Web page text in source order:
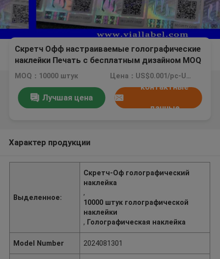
Скретч Офф настраиваемые голографические
наклейки Печать с бесплатным дизайном MOQ
10000 штук
MOQ：10000 штук Цена：US$0.001/pc-US$0.4/pc
Лучшая цена
контактные
данные
Характер продукции
Выделенное:
Скретч-Оф голографический
наклейка
,
10000 штук голографической
наклейки
, Голографическая наклейка
Model Number 2024081301